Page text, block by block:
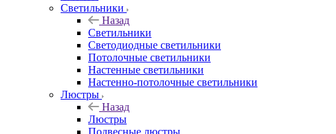
Светильники
Назад
Светильники
Светодиодные светильники
Потолочные светильники
Настенные светильники
Настенно-потолочные светильники
Люстры
Назад
Люстры
Подвесные люстры